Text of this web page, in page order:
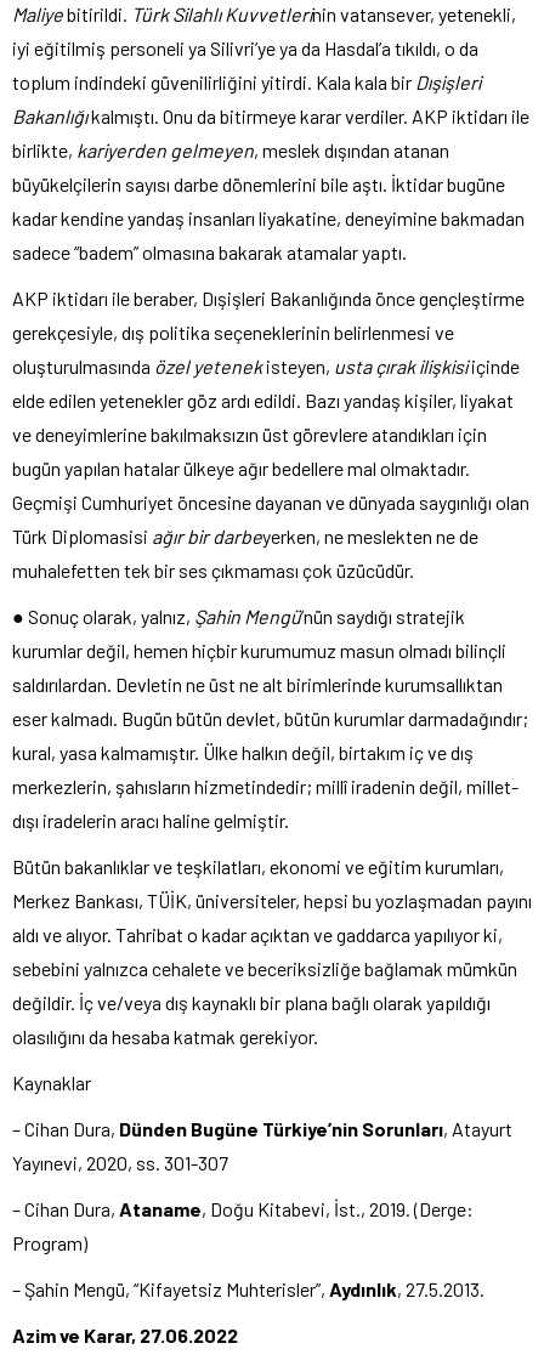
Maliyebitirildi. Türk Silahlı Kuvvetlerinin vatansever, yetenekli,
iyi eğitilmiş personeli ya Silivri’ye ya da Hasdal’a tıkıldı, o da
toplum indindeki güvenilirliğini yitirdi. Kala kala bir Dışişleri
Bakanlığıkalmıştı. Onu da bitirmeye karar verdiler. AKP iktidarı ile
birlikte, kariyerden gelmeyen, meslek dışından atanan
büyükelçilerin sayısı darbe dönemlerini bile aştı. İktidar bugüne
kadar kendine yandaş insanları liyakatine, deneyimine bakmadan
sadece “badem” olmasına bakarak atamalar yaptı.
AKP iktidarı ile beraber, Dışişleri Bakanlığında önce gençleştirme
gerekçesiyle, dış politika seçeneklerinin belirlenmesi ve
oluşturulmasında özel yetenekisteyen, usta çırak ilişkisiiçinde
elde edilen yetenekler göz ardı edildi. Bazı yandaş kişiler, liyakat
ve deneyimlerine bakılmaksızın üst görevlere atandıkları için
bugün yapılan hatalar ülkeye ağır bedellere mal olmaktadır.
Geçmişi Cumhuriyet öncesine dayanan ve dünyada saygınlığı olan
Türk Diplomasisi ağır bir darbeyerken, ne meslekten ne de
muhalefetten tek bir ses çıkmaması çok üzücüdür.
● Sonuç olarak, yalnız, Şahin Mengü’nün saydığı stratejik
kurumlar değil, hemen hiçbir kurumumuz masun olmadı bilinçli
saldırılardan. Devletin ne üst ne alt birimlerinde kurumsallıktan
eser kalmadı. Bugün bütün devlet, bütün kurumlar darmadağındır;
kural, yasa kalmamıştır. Ülke halkın değil, birtakım iç ve dış
merkezlerin, şahısların hizmetindedir; millî iradenin değil, millet-
dışı iradelerin aracı haline gelmiştir.
Bütün bakanlıklar ve teşkilatları, ekonomi ve eğitim kurumları,
Merkez Bankası, TÜİK, üniversiteler, hepsi bu yozlaşmadan payını
aldı ve alıyor. Tahribat o kadar açıktan ve gaddarca yapılıyor ki,
sebebini yalnızca cehalete ve beceriksizliğe bağlamak mümkün
değildir. İç ve/veya dış kaynaklı bir plana bağlı olarak yapıldığı
olasılığını da hesaba katmak gerekiyor.
Kaynaklar
– Cihan Dura, Dünden Bugüne Türkiye’nin Sorunları, Atayurt
Yayınevi, 2020, ss. 301-307
– Cihan Dura, Ataname, Doğu Kitabevi, İst., 2019. (Derge:
Program)
– Şahin Mengü, “Kifayetsiz Muhterisler”, Aydınlık, 27.5.2013.
Azim ve Karar, 27.06.2022